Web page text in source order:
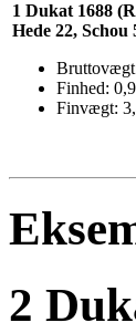
1 Dukat 1688
Hede 22, Schou
Finhed:
Finvægt:
2